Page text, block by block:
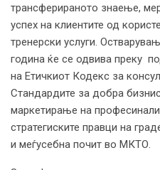
трансферираното знаење,
успех на клиентите од
тренерски услуги.
година ќе се одвива преку
на Етичкиот Кодекс за
Стандардите за добра
маркетирање на
стратегиските правци на
и меѓусебна почит во МКТО.